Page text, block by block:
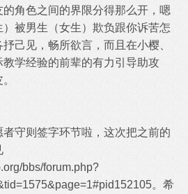
角色之间的界限分得那么开，嗯
被男生（女生）欺负跟你诉苦怎
己见，畅所欲言，而且在小樱、
学经验的前辈的有力引导助攻
守则签字环节啦，这次把之前的
bbs/forum.php?
。希